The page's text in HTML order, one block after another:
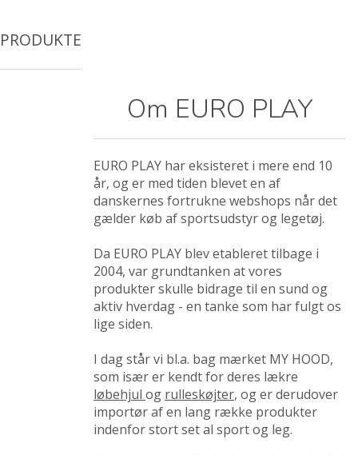
PRODUKTER
Om EURO PLAY
EURO PLAY har eksisteret i mere end 10
år, og er med tiden blevet en af
danskernes fortrukne webshops når det
gælder køb af sportsudstyr og legetøj.
Da EURO PLAY blev etableret tilbage i
2004, var grundtanken at vores
produkter skulle bidrage til en sund og
aktiv hverdag - en tanke som har fulgt os
lige siden.
I dag står vi bl.a. bag mærket MY HOOD,
som især er kendt for deres lækre
løbehjul og rulleskøjter, og er derudover
importør af en lang række produkter
indenfor stort set al sport og leg.